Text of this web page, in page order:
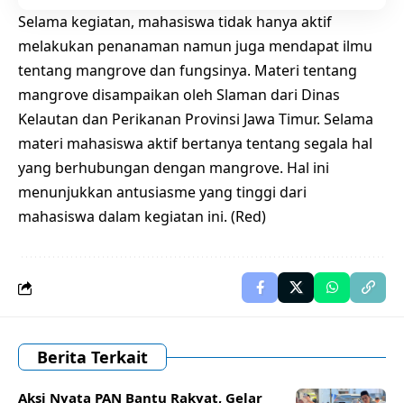
Selama kegiatan, mahasiswa tidak hanya aktif
melakukan penanaman namun juga mendapat ilmu
tentang mangrove dan fungsinya. Materi tentang
mangrove disampaikan oleh Slaman dari Dinas
Kelautan dan Perikanan Provinsi Jawa Timur. Selama
materi mahasiswa aktif bertanya tentang segala hal
yang berhubungan dengan mangrove. Hal ini
menunjukkan antusiasme yang tinggi dari
mahasiswa dalam kegiatan ini. (Red)
Berita Terkait
Aksi Nyata PAN Bantu Rakyat, Gelar